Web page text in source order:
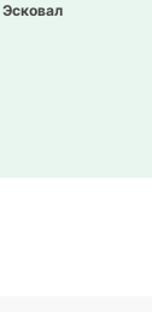
Эско­вал